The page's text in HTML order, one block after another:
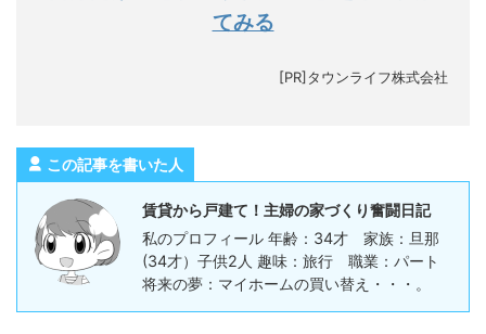
てみる
[PR]タウンライフ株式会社
この記事を書いた人
賃貸から戸建て！主婦の家づくり奮闘日記
私のプロフィール 年齢：34才 家族：旦那
(34才）子供2人 趣味：旅行 職業：パート
将来の夢：マイホームの買い替え・・・。